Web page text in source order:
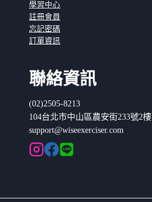
學習中心
註冊會員
忘記密碼
訂單資訊
聯絡資訊
(02)2505-8213
104台北市中山區農安街233號2樓
support@wiseexerciser.com